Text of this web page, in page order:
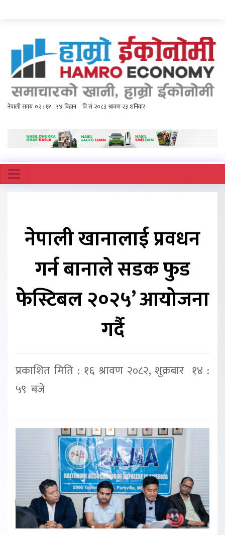
नेपाली खानालाई प्रवधन
गर्न बानाले सडक फुड
फेस्टिबल २०२५’ आयोजना
गर्दै
प्रकाशित मिति : १६ श्रावण २०८२, शुक्रबार १४ :
५९ बजे